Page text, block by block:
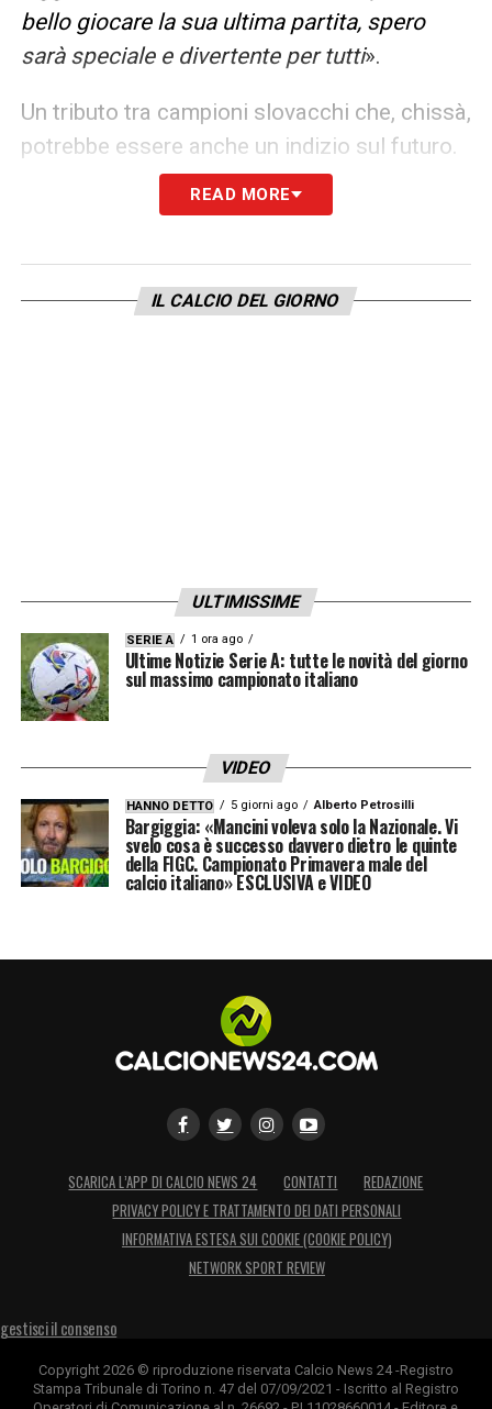
bello giocare la sua ultima partita, spero
sarà speciale e divertente per tutti».
Un tributo tra campioni slovacchi che, chissà,
potrebbe essere anche un indizio sul futuro.
LA PLAYLIST DELLE NOSTRE TOP NEWS
READ MORE
IL CALCIO DEL GIORNO
ULTIMISSIME
SERIE A 1 ora ago
Ultime Notizie Serie A: tutte le novità del giorno
sul massimo campionato italiano
VIDEO
HANNO DETTO 5 giorni ago Alberto Petrosilli
Bargiggia: «Mancini voleva solo la Nazionale. Vi
svelo cosa è successo davvero dietro le quinte
della FIGC. Campionato Primavera male del
calcio italiano» ESCLUSIVA e VIDEO
SCARICA L’APP DI CALCIO NEWS 24 CONTATTI
REDAZIONE
PRIVACY POLICY E TRATTAMENTO DEI DATI PERSONALI
INFORMATIVA ESTESA SUI COOKIE (COOKIE POLICY)
NETWORK SPORT REVIEW
gestisci il consenso
Copyright 2026 © riproduzione riservata Calcio News 24 -Registro
Stampa Tribunale di Torino n. 47 del 07/09/2021 - Iscritto al Registro